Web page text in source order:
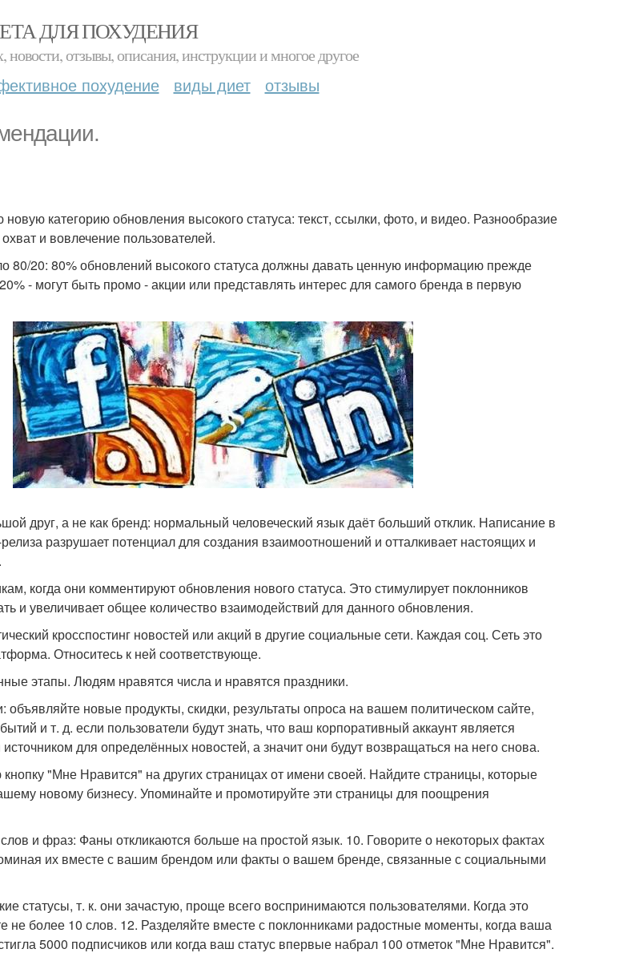
ДЛЯ ПОХУДЕНИЯ
новости, отзывы, описания, инструкции и многое другое
похудение виды диет отзывы
новую категорию обновления высокого статуса: текст, ссылки, фото, и видео. Разнообразие
и вовлечение пользователей.
80/20: 80% обновлений высокого статуса должны давать ценную информацию прежде
- могут быть промо - акции или представлять интерес для самого бренда в первую
друг, а не как бренд: нормальный человеческий язык даёт больший отклик. Написание в
разрушает потенциал для создания взаимоотношений и отталкивает настоящих и
когда они комментируют обновления нового статуса. Это стимулирует поклонников
и увеличивает общее количество взаимодействий для данного обновления.
кросспостинг новостей или акций в другие социальные сети. Каждая соц. Сеть это
Относитесь к ней соответствующе.
этапы. Людям нравятся числа и нравятся праздники.
объявляйте новые продукты, скидки, результаты опроса на вашем политическом сайте,
и т. д. если пользователи будут знать, что ваш корпоративный аккаунт является
для определённых новостей, а значит они будут возвращаться на него снова.
"Мне Нравится" на других страницах от имени своей. Найдите страницы, которые
новому бизнесу. Упоминайте и промотируйте эти страницы для поощрения
и фраз: Фаны откликаются больше на простой язык. 10. Говорите о некоторых фактах
их вместе с вашим брендом или факты о вашем бренде, связанные с социальными
статусы, т. к. они зачастую, проще всего воспринимаются пользователями. Когда это
не более 10 слов. 12. Разделяйте вместе с поклонниками радостные моменты, когда ваша
5000 подписчиков или когда ваш статус впервые набрал 100 отметок "Мне Нравится".